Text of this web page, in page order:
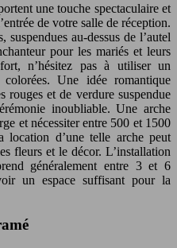
une touche spectaculaire et
de votre salle de réception.
suspendues au-dessus de l’autel
pour les mariés et leurs
n’hésitez pas à utiliser un
Une idée romantique
rouges et de verdure suspendue
inoubliable. Une arche
et nécessiter entre 500 et 1500
d’une telle arche peut
fleurs et le décor. L’installation
généralement entre 3 et 6
un espace suffisant pour la